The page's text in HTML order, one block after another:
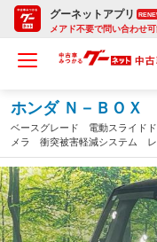
グーネットアプリ
メアド不要で問い合わせ
ホンダ Ｎ－ＢＯＸ
ベースグレード 電動スライド
メラ 衝突被害軽減システム
ー スマートキー ＬＥＤヘッ
報 オートライト（岐阜県）